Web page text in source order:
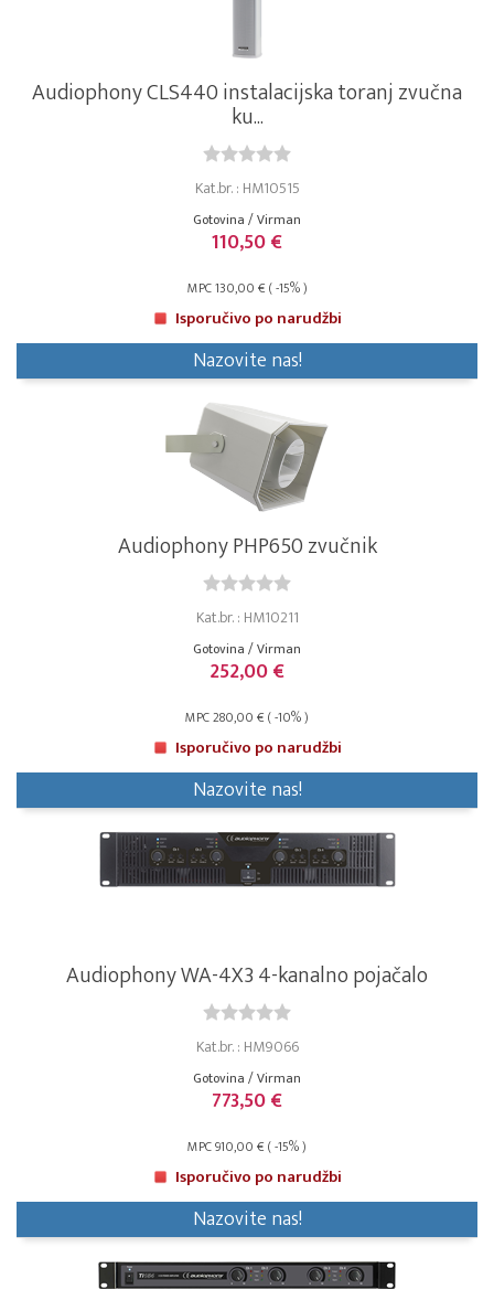
Audiophony CLS440 instalacijska toranj zvučna
ku...
Kat.br. : HM10515
Gotovina / Virman
110,50 €
MPC 130,00 € ( -15% )
Isporučivo po narudžbi
Nazovite nas!
Audiophony PHP650 zvučnik
Kat.br. : HM10211
Gotovina / Virman
252,00 €
MPC 280,00 € ( -10% )
Isporučivo po narudžbi
Nazovite nas!
Audiophony WA-4X3 4-kanalno pojačalo
Kat.br. : HM9066
Gotovina / Virman
773,50 €
MPC 910,00 € ( -15% )
Isporučivo po narudžbi
Nazovite nas!